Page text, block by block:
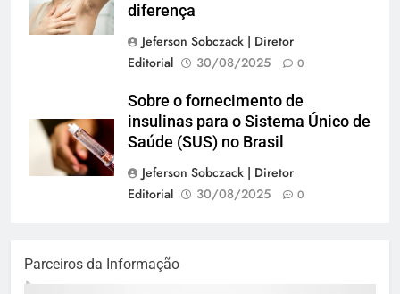
diferença
Jeferson Sobczack | Diretor
Editorial
30/08/2025 0
Sobre o fornecimento de
insulinas para o Sistema Único de
Saúde (SUS) no Brasil
Jeferson Sobczack | Diretor
Editorial
30/08/2025 0
Parceiros da Informação